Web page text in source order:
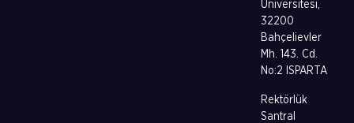
Üniversitesi,
32200
Bahçelievler
Mh. 143. Cd.
No:2 ISPARTA
Rektörlük
Santral